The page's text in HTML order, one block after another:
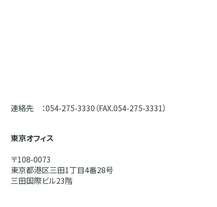
連絡先 ：054-275-3330（FAX.054-275-3331）
東京オフィス
〒108-0073
東京都港区三田1丁目4番28号
三田国際ビル23階